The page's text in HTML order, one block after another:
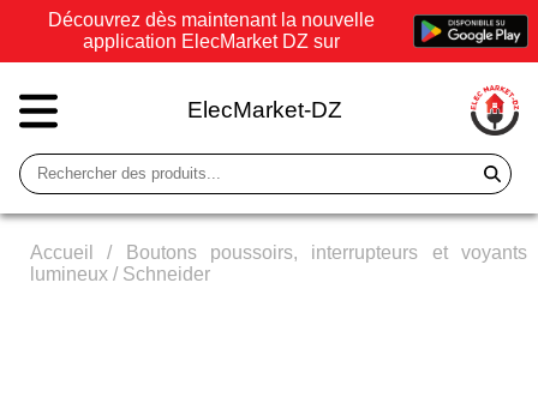
Découvrez dès maintenant la nouvelle
application ElecMarket DZ sur
ElecMarket-DZ
Accueil /
Boutons poussoirs, interrupteurs et voyants
lumineux/ Schneider